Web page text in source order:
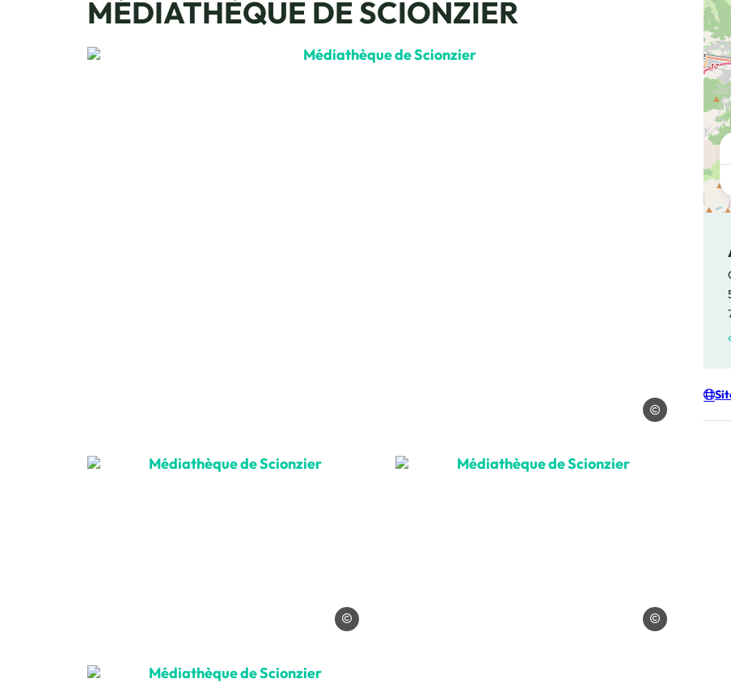
MÉDIATHÈQUE DE SCIONZIER
Médiathèque de Scionzier, © Le Dauphiné Libéré
Le Dauphiné Libéré
Médiathèque de Scionzier, © Le Dauphiné Libéré
Le Dauphiné Libéré
Médiathèque de Scionzier, © Le
Le Dauphiné Libéré
Médiathèque de Scionzier, © Le Dauphiné Libéré